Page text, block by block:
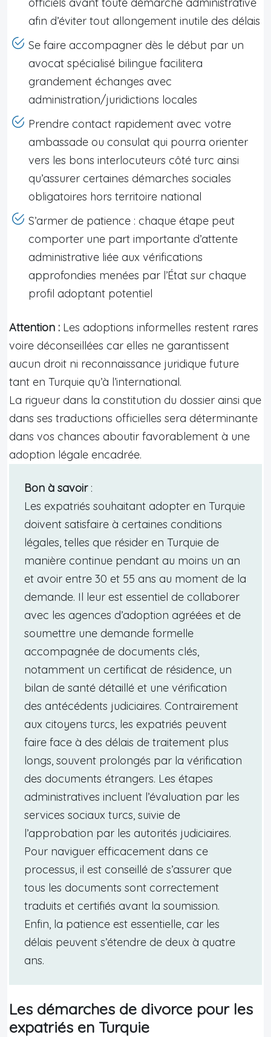
afin d’éviter tout allongement inutile des délais
Se faire accompagner dès le début par un
avocat spécialisé bilingue facilitera
grandement échanges avec
administration/juridictions locales
Prendre contact rapidement avec votre
ambassade ou consulat qui pourra orienter
vers les bons interlocuteurs côté turc ainsi
qu’assurer certaines démarches sociales
obligatoires hors territoire national
S’armer de patience : chaque étape peut
comporter une part importante d’attente
administrative liée aux vérifications
approfondies menées par l’État sur chaque
profil adoptant potentiel
Attention : Les adoptions informelles restent rares
voire déconseillées car elles ne garantissent
aucun droit ni reconnaissance juridique future
tant en Turquie qu’à l’international.
La rigueur dans la constitution du dossier ainsi que
dans ses traductions officielles sera déterminante
dans vos chances aboutir favorablement à une
adoption légale encadrée.
Bon à savoir:
Les expatriés souhaitant adopter en Turquie
doivent satisfaire à certaines conditions
légales, telles que résider en Turquie de
manière continue pendant au moins un an
et avoir entre 30 et 55 ans au moment de la
demande. Il leur est essentiel de collaborer
avec les agences d’adoption agréées et de
soumettre une demande formelle
accompagnée de documents clés,
notamment un certificat de résidence, un
bilan de santé détaillé et une vérification
des antécédents judiciaires. Contrairement
aux citoyens turcs, les expatriés peuvent
faire face à des délais de traitement plus
longs, souvent prolongés par la vérification
des documents étrangers. Les étapes
administratives incluent l’évaluation par les
services sociaux turcs, suivie de
l’approbation par les autorités judiciaires.
Pour naviguer efficacement dans ce
processus, il est conseillé de s’assurer que
tous les documents sont correctement
traduits et certifiés avant la soumission.
Enfin, la patience est essentielle, car les
délais peuvent s’étendre de deux à quatre
ans.
Les démarches de divorce pour les
expatriés en Turquie